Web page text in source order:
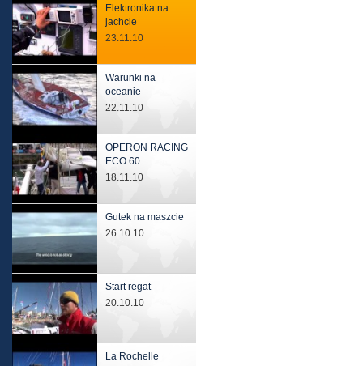
Elektronika na
jachcie
23.11.10
Warunki na
oceanie
22.11.10
OPERON RACING
ECO 60
18.11.10
Gutek na maszcie
26.10.10
Start regat
20.10.10
La Rochelle